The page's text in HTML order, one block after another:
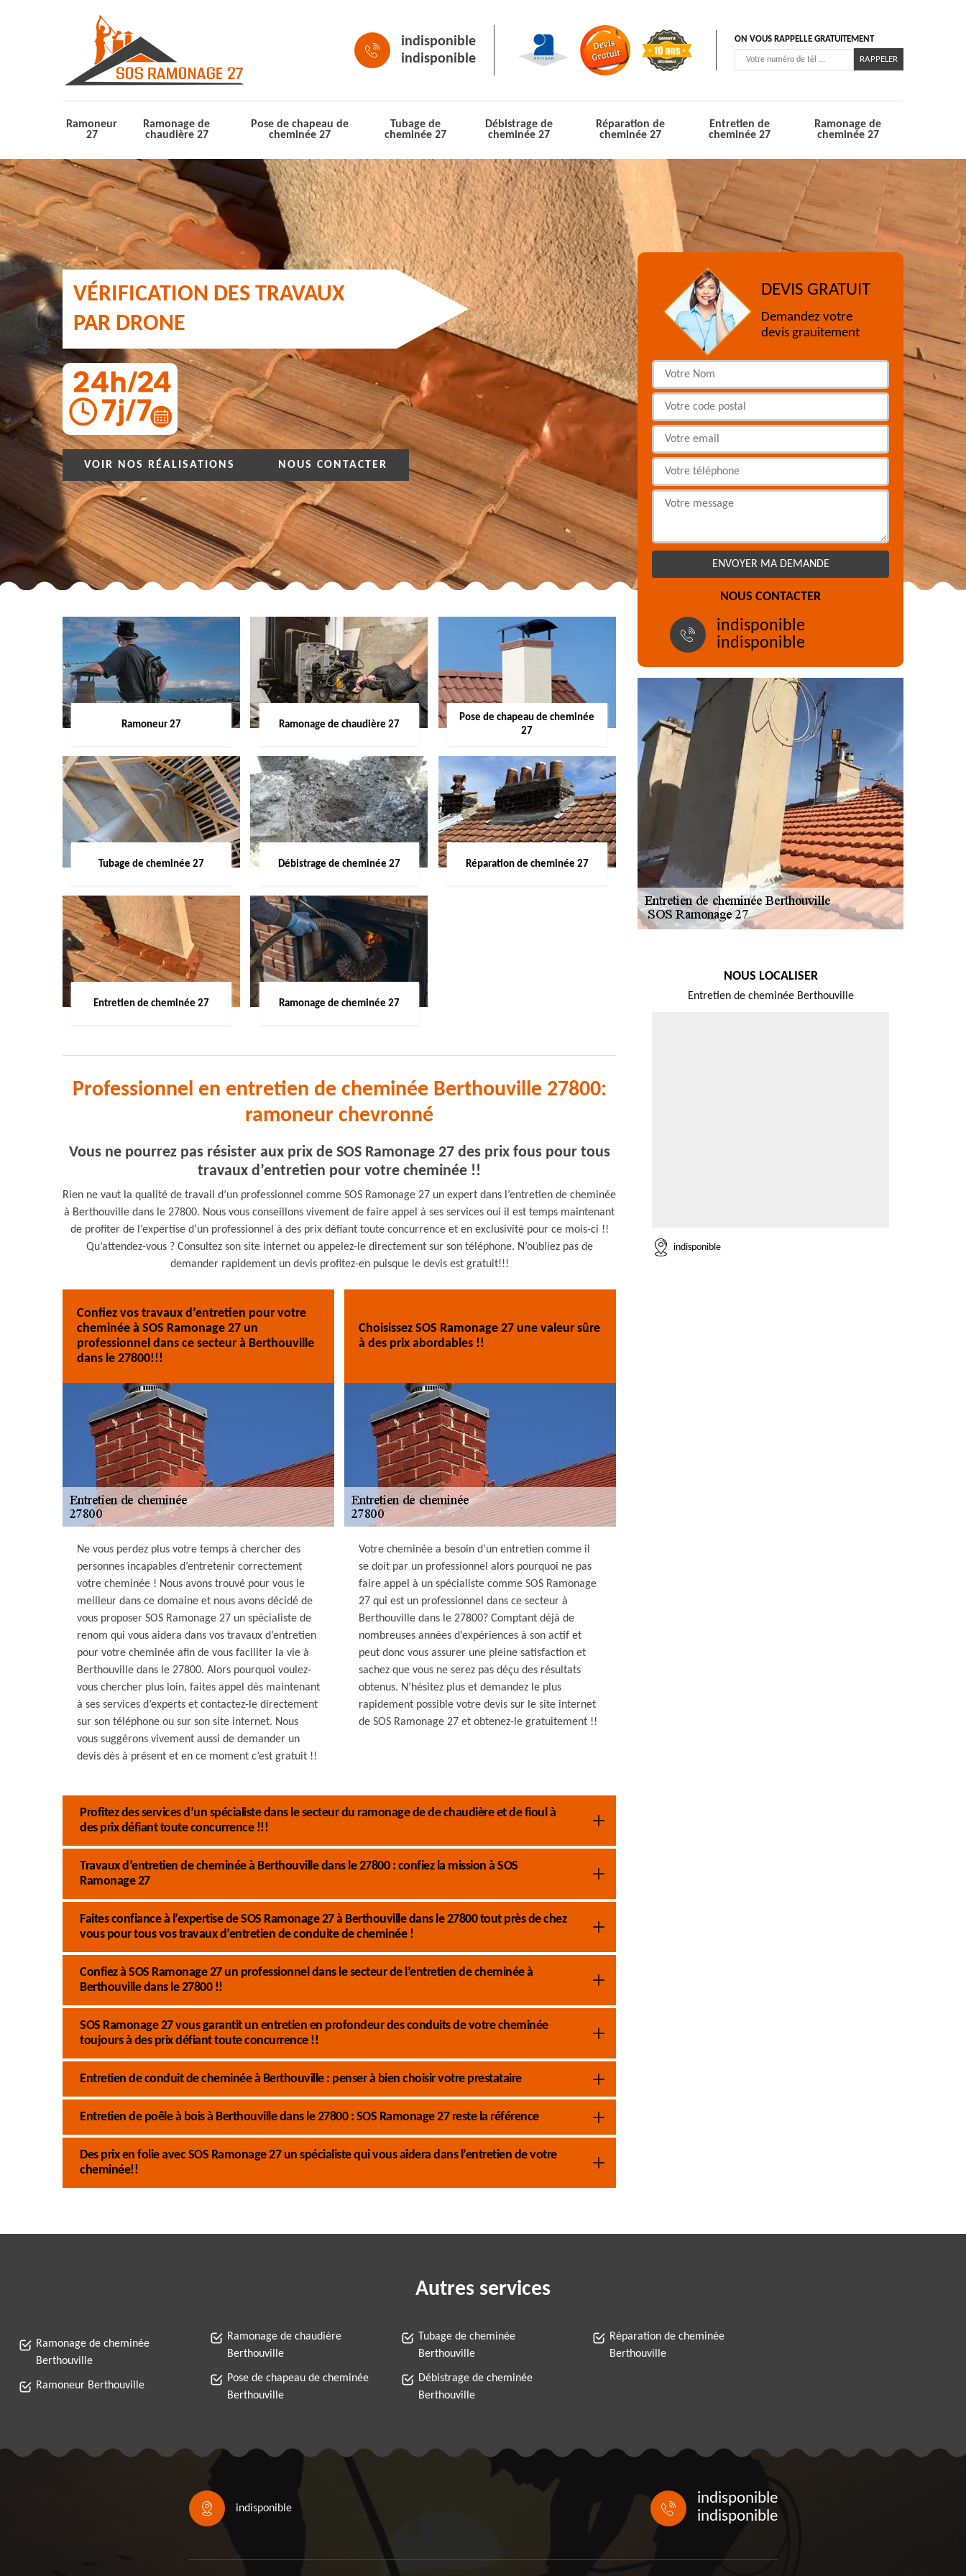
indisponible
indisponible
ON VOUS RAPPELLE GRATUITEMENT
Ramoneur
27
Ramonage de
chaudière 27
Pose de chapeau de
cheminée 27
Tubage de
cheminée 27
Débistrage de
cheminée 27
Réparation de
cheminée 27
Entretien de
cheminée 27
Ramonage de
cheminée 27
VÉRIFICATION DES TRAVAUX
PAR DRONE
VOIR NOS RÉALISATIONS NOUS CONTACTER
Ramoneur 27 Ramonage de chaudière 27
Pose de chapeau de cheminée
27
Tubage de cheminée 27 Débistrage de cheminée 27 Réparation de cheminée 27
Entretien de cheminée 27 Ramonage de cheminée 27
Professionnel en entretien de cheminée Berthouville 27800:
ramoneur chevronné
Vous ne pourrez pas résister aux prix de SOS Ramonage 27 des prix fous pour tous
travaux d’entretien pour votre cheminée !!
Rien ne vaut la qualité de travail d’un professionnel comme SOS Ramonage 27 un expert dans l’entretien de cheminée
à Berthouville dans le 27800. Nous vous conseillons vivement de faire appel à ses services oui il est temps maintenant
de profiter de l’expertise d’un professionnel à des prix défiant toute concurrence et en exclusivité pour ce mois-ci !!
Qu’attendez-vous ? Consultez son site internet ou appelez-le directement sur son téléphone. N’oubliez pas de
demander rapidement un devis profitez-en puisque le devis est gratuit!!!
Confiez vos travaux d’entretien pour votre
cheminée à SOS Ramonage 27 un
professionnel dans ce secteur à Berthouville
dans le 27800!!!
Ne vous perdez plus votre temps à chercher des
personnes incapables d’entretenir correctement
votre cheminée ! Nous avons trouvé pour vous le
meilleur dans ce domaine et nous avons décidé de
vous proposer SOS Ramonage 27 un spécialiste de
renom qui vous aidera dans vos travaux d’entretien
pour votre cheminée afin de vous faciliter la vie à
Berthouville dans le 27800. Alors pourquoi voulez-
vous chercher plus loin, faites appel dès maintenant
à ses services d’experts et contactez-le directement
sur son téléphone ou sur son site internet. Nous
vous suggérons vivement aussi de demander un
devis dès à présent et en ce moment c’est gratuit !!
Choisissez SOS Ramonage 27 une valeur sûre
à des prix abordables !!
Votre cheminée a besoin d’un entretien comme il
se doit par un professionnel alors pourquoi ne pas
faire appel à un spécialiste comme SOS Ramonage
27 qui est un professionnel dans ce secteur à
Berthouville dans le 27800? Comptant déjà de
nombreuses années d’expériences à son actif et
peut donc vous assurer une pleine satisfaction et
sachez que vous ne serez pas déçu des résultats
obtenus. N’hésitez plus et demandez le plus
rapidement possible votre devis sur le site internet
de SOS Ramonage 27 et obtenez-le gratuitement !!
Profitez des services d’un spécialiste dans le secteur du ramonage de de chaudière et de fioul à
des prix défiant toute concurrence !!!
Travaux d’entretien de cheminée à Berthouville dans le 27800 : confiez la mission à SOS
Ramonage 27
Faites confiance à l’expertise de SOS Ramonage 27 à Berthouville dans le 27800 tout près de chez
vous pour tous vos travaux d’entretien de conduite de cheminée !
Confiez à SOS Ramonage 27 un professionnel dans le secteur de l’entretien de cheminée à
Berthouville dans le 27800 !!
SOS Ramonage 27 vous garantit un entretien en profondeur des conduits de votre cheminée
toujours à des prix défiant toute concurrence !!
Entretien de conduit de cheminée à Berthouville : penser à bien choisir votre prestataire
Entretien de poêle à bois à Berthouville dans le 27800 : SOS Ramonage 27 reste la référence
Des prix en folie avec SOS Ramonage 27 un spécialiste qui vous aidera dans l’entretien de votre
cheminée!!
DEVIS GRATUIT
Demandez votre
devis grauitement
NOUS CONTACTER
indisponible
indisponible
NOUS LOCALISER
Entretien de cheminée Berthouville
indisponible
Autres services
Ramonage de cheminée
Berthouville
Ramoneur Berthouville
Ramonage de chaudière
Berthouville
Pose de chapeau de cheminée
Berthouville
Tubage de cheminée
Berthouville
Débistrage de cheminée
Berthouville
Réparation de cheminée
Berthouville
indisponible
indisponible
indisponible